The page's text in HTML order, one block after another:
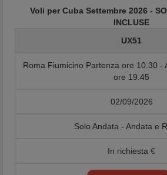
Voli per Cuba Settembre 2026 -
INCLUSE
UX51
Roma Fiumicino Partenza ore 10.30 -
ore 19.45
02/09/2026
Solo Andata - Andata e
In richiesta €